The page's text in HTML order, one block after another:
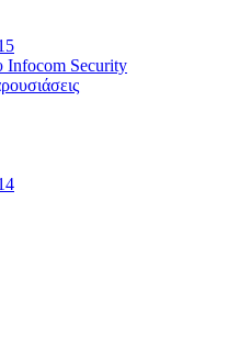
Infocom Security